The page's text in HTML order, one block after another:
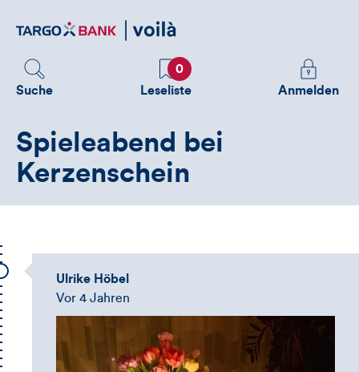
zum
Suche
Favoriten
0
Leseliste
Melden
Sie
Anmelden
Spieleabend bei
Kerzenschein
Ulrike Höbel
Vor 4 Jahren